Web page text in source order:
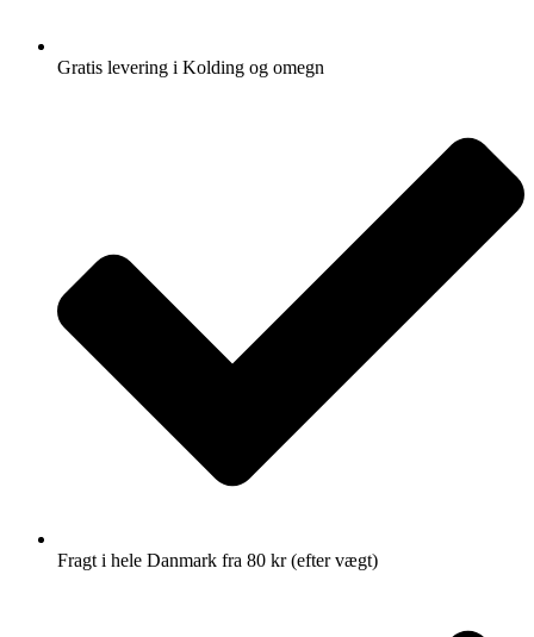
Gratis levering i Kolding og omegn
Fragt i hele Danmark fra 80 kr (efter vægt)